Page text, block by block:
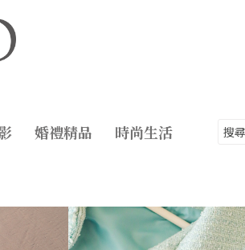
婚禮精品 時尚生活